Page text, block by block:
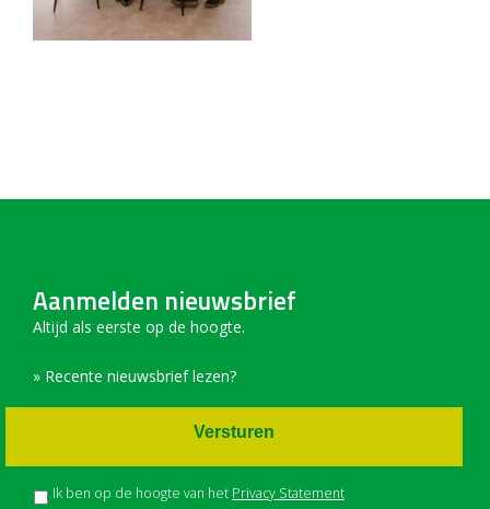
Aanmelden nieuwsbrief
Altijd als eerste op de hoogte.
» Recente nieuwsbrief lezen?
Ik ben op de hoogte van het Privacy Statement
Versturen